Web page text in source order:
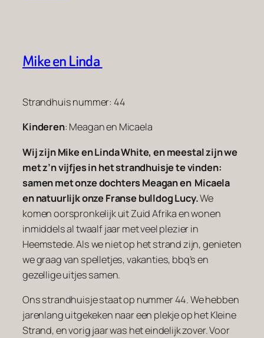
Mike en Linda
Strandhuis nummer: 44
Kinderen: Meagan en Micaela
Wij zijn Mike en Linda White, en meestal zijn we
met z’n vijfjes in het strandhuisje te vinden:
samen met onze dochters Meagan en Micaela
en natuurlijk onze Franse bulldog Lucy.We
komen oorspronkelijk uit Zuid Afrika en wonen
inmiddels al twaalf jaar met veel plezier in
Heemstede. Als we niet op het strand zijn, genieten
we graag van spelletjes, vakanties, bbq’s en
gezellige uitjes samen.
Ons strandhuisje staat op nummer 44. We hebben
jarenlang uitgekeken naar een plekje op het Kleine
Strand, en vorig jaar was het eindelijk zover. Voor